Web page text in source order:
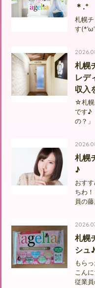
＊.⁺
札幌
す
札幌
レデ
収入
☆札幌
です♪
の？
札幌
♪
おす
ちわ
員の
札幌
シュ♪
もら
こん
従業